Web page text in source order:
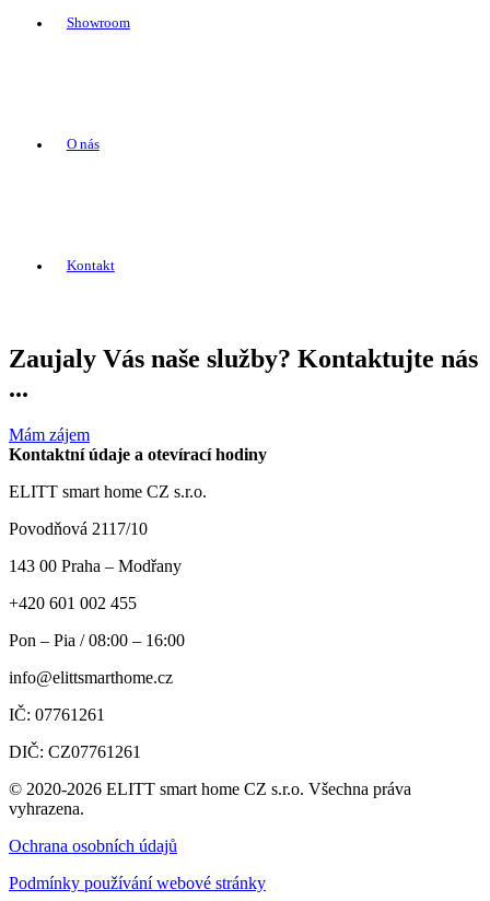
Showroom
O nás
Kontakt
Zaujaly Vás naše služby? Kontaktujte nás
...
Mám zájem
Kontaktní údaje a otevírací hodiny
ELITT smart home CZ s.r.o.
Povodňová 2117/10
143 00 Praha – Modřany
+420 601 002 455
Pon – Pia / 08:00 – 16:00
info@elittsmarthome.cz
IČ: 07761261
DIČ: CZ07761261
© 2020-2026 ELITT smart home CZ s.r.o. Všechna práva
vyhrazena.
Ochrana osobních údajů
Podmínky používání webové stránky